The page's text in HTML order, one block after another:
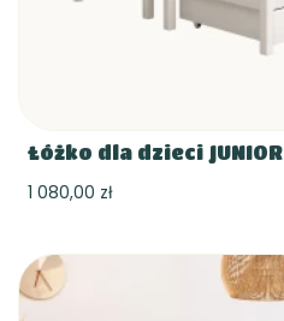
Łóżko dla dzieci JUNIOR
1 080,00 zł